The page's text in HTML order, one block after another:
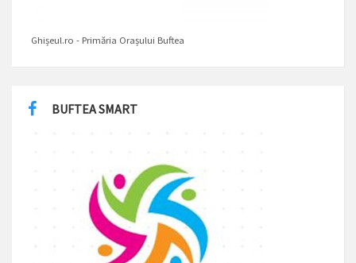
Ghișeul.ro - Primăria Orașului Buftea
BUFTEA SMART